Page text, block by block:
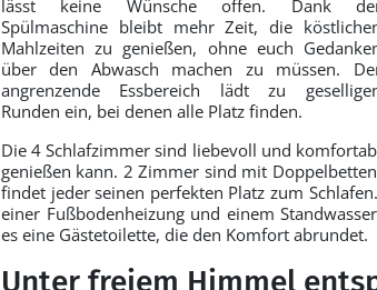
lässt keine Wünsche offen. Dank
Spülmaschine bleibt mehr Zeit, die
Mahlzeiten zu genießen, ohne euch
über den Abwasch machen zu müssen.
angrenzende Essbereich lädt zu
Runden ein, bei denen alle Platz finden.
Die 4 Schlafzimmer sind liebevoll und
genießen kann. 2 Zimmer sind mit
findet jeder seinen perfekten Platz zum
einer Fußbodenheizung und einem
es eine Gästetoilette, die den Komfort abrundet.
Unter freiem Himmel